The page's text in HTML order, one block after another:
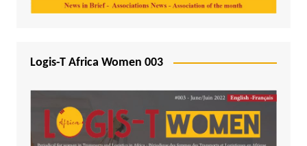
Logis-T Africa Women 003